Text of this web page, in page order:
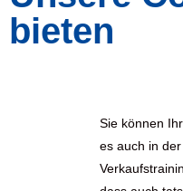
bieten
Sie können
es auch in